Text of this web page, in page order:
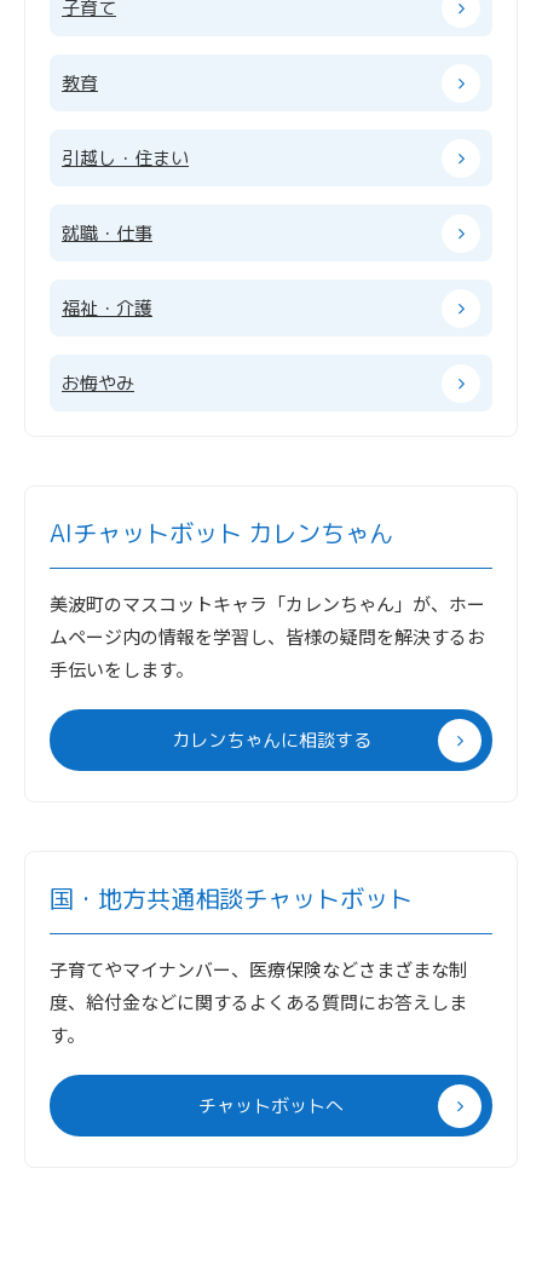
子育て
教育
引越し・住まい
就職・仕事
福祉・介護
お悔やみ
AIチャットボット カレンちゃん
美波町のマスコットキャラ「カレンちゃん」が、ホー
ムページ内の情報を学習し、皆様の疑問を解決するお
手伝いをします。
カレンちゃんに相談する
国・地方共通相談チャットボット
子育てやマイナンバー、医療保険などさまざまな制
度、給付金などに関するよくある質問にお答えしま
す。
チャットボットへ